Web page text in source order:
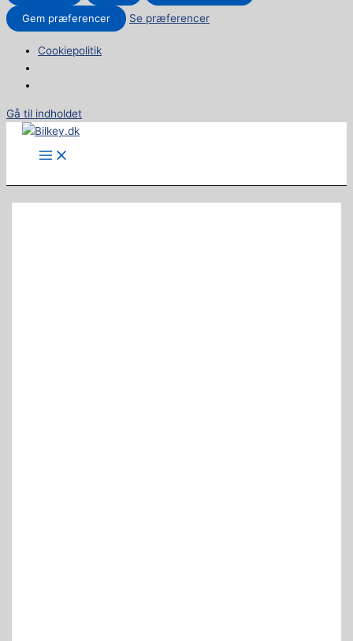
Gem præferencer Se præferencer
Cookiepolitik
Gå til indholdet